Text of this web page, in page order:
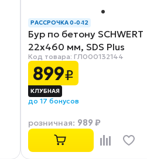
РАССРОЧКА 0-0-12
Бур по бетону SCHWERT
22x460 мм, SDS Plus
Код товара: ГЛ000132144
899₽
до 17 бонусов
розничная: 989 ₽